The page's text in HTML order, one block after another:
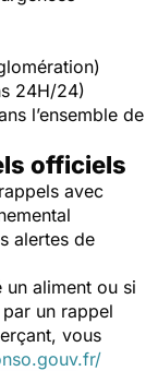
24H/24)
l’ensemble de
officiels
avec
alertes de
un aliment ou si
un rappel
vous